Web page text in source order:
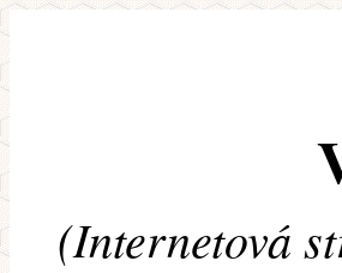
(Internetová